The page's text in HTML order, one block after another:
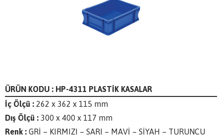
ÜRÜN KODU : HP-4311 PLASTİK KASALAR
İç Ölçü : 262 x 362 x 115 mm
Dış Ölçü : 300 x 400 x 117 mm
Renk : GRİ – KIRMIZI – SARI – MAVİ – SİYAH – TURUNCU